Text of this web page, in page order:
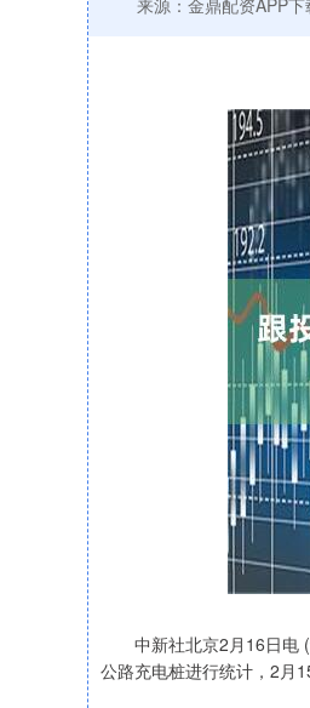
来源：金鼎配资APP下
中新社北京2月16日电 (
公路充电桩进行统计，2月